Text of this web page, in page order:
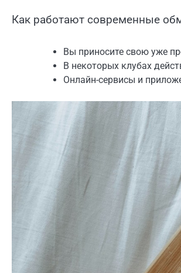
Как работают современные
Вы приносите свою уже
В некоторых клубах
Онлайн-сервисы и